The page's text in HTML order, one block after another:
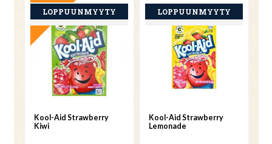
Kool-Aid Strawberry
Kiwi
Kool-Aid Strawberry
Lemonade